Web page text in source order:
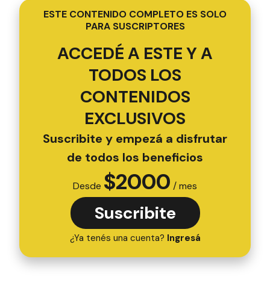
ESTE CONTENIDO COMPLETO ES SOLO
PARA SUSCRIPTORES
ACCEDÉ A ESTE Y A
TODOS LOS
CONTENIDOS
EXCLUSIVOS
Suscribite y empezá a disfrutar
de todos los beneficios
Desde $2000 / mes
Suscribite
¿Ya tenés una cuenta? Ingresá